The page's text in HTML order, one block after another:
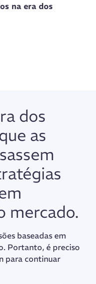
na era dos
dos
as
mercado.
baseadas em
Portanto, é preciso
para continuar